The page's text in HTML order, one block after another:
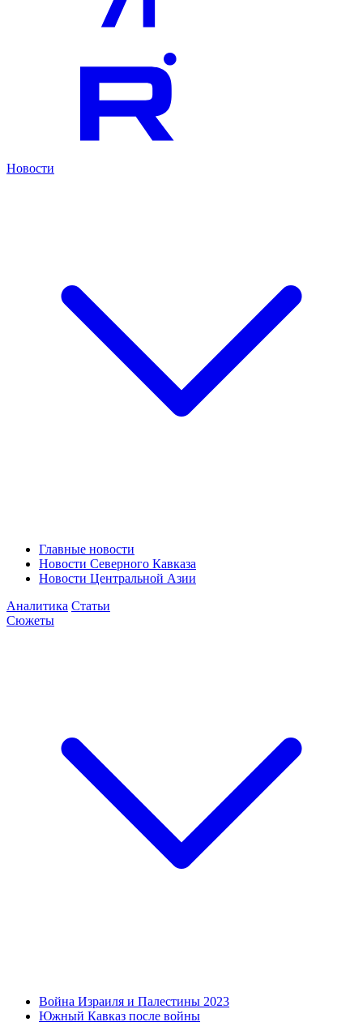
Новости
Главные новости
Новости Северного Кавказа
Новости Центральной Азии
Аналитика Статьи
Сюжеты
Война Израиля и Палестины 2023
Южный Кавказ после войны